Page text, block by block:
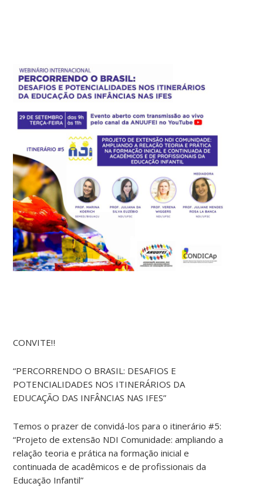
CONVITE‼️
“PERCORRENDO O BRASIL: DESAFIOS E
POTENCIALIDADES NOS ITINERÁRIOS DA
EDUCAÇÃO DAS INFÂNCIAS NAS IFES”
Temos o prazer de convidá-los para o itinerário #5:
“Projeto de extensão NDI Comunidade: ampliando a
relação teoria e prática na formação inicial e
continuada de acadêmicos e de profissionais da
Educação Infantil”